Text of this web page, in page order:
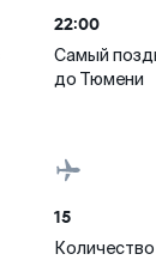
22:00
Самый
до Тюмени
15